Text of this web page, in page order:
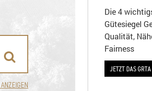
Die 4
Gütesiegel
Qualität,
Fairness
JETZT DAS